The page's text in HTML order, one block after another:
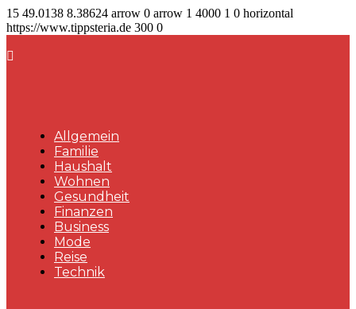
15 49.0138 8.38624 arrow 0 arrow 1 4000 1 0 horizontal
https://www.tippsteria.de 300 0
Allgemein
Familie
Haushalt
Wohnen
Gesundheit
Finanzen
Business
Mode
Reise
Technik